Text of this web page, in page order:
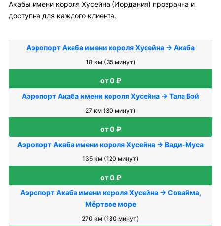
Акабы имени короля Хусейна (Иордания) прозрачна и
доступна для каждого клиента.
Аэропорт Акаба имени короля Хусейна → Акаба
18 км (35 минут)
от 0 ₽
Аэропорт Акаба имени короля Хусейна → Тала Бэй
27 км (30 минут)
от 0 ₽
Аэропорт Акаба имени короля Хусейна → Вади-Муса
135 км (120 минут)
от 0 ₽
Аэропорт Акаба имени короля Хусейна → Совайма,
Мёртвое море
270 км (180 минут)